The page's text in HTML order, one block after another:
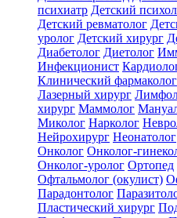
психиатр Детский
Детский ревматолог
уролог Детский хирург
Диабетолог Диетолог
Инфекционист
Клинический фармаколог
Лазерный хирург
хирург Маммолог
Миколог Нарколог
Нейрохирург Неонатолог
Онколог Онколог-
Онколог-уролог Ортопед
Офтальмолог (окулист)
Парадонтолог
Пластический хирург